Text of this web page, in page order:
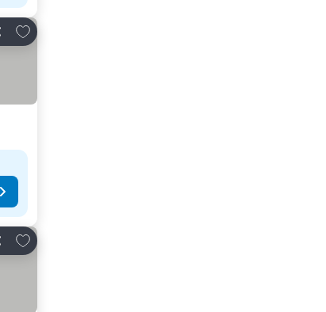
Adicionar aos favoritos
Adicionar aos favoritos